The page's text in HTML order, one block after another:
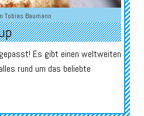
Tobias Baumann
Es gibt einen weltweiten
rund um das beliebte